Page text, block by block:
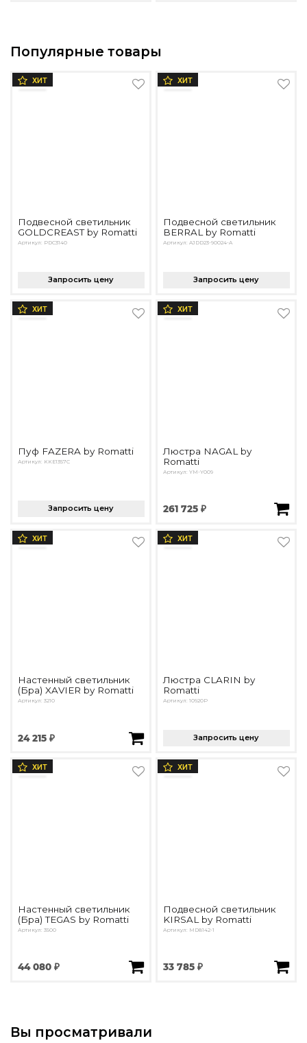
Популярные товары
ХИТ
Подвесной светильник
GOLDCREAST by Romatti
Артикул: PDC3140
Запросить цену
ХИТ
Подвесной светильник
BERRAL by Romatti
Артикул: AJDD23-90024-A
Запросить цену
ХИТ
Пуф FAZERA by Romatti
Артикул: KKE1357C
Запросить цену
ХИТ
Люстра NAGAL by
Romatti
Артикул: YM-Y009
261 725 ₽
ХИТ
Настенный светильник
(Бра) XAVIER by Romatti
Артикул: 3210
24 215 ₽
ХИТ
Люстра CLARIN by
Romatti
Артикул: 10920P
Запросить цену
ХИТ
Настенный светильник
(Бра) TEGAS by Romatti
Артикул: 3500
44 080 ₽
ХИТ
Подвесной светильник
KIRSAL by Romatti
Артикул: MD8142-1
33 785 ₽
Вы просматривали